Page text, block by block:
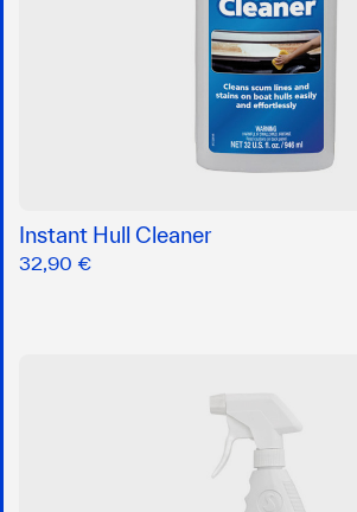
Instant Hull Cleaner
32,90 €